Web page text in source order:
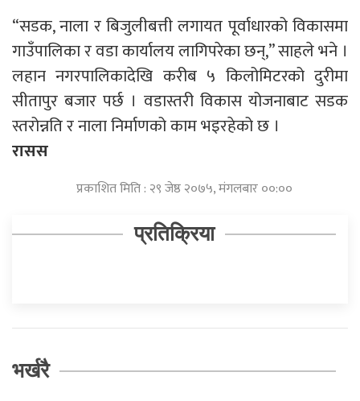
“सडक, नाला र बिजुलीबत्ती लगायत पूर्वाधारको विकासमा
गाउँपालिका र वडा कार्यालय लागिपरेका छन्,” साहले भने ।
लहान नगरपालिकादेखि करीब ५ किलोमिटरको दुरीमा
सीतापुर बजार पर्छ । वडास्तरी विकास योजनाबाट सडक
स्तरोन्नति र नाला निर्माणको काम भइरहेको छ ।
रासस
प्रकाशित मिति : २९ जेष्ठ २०७५, मंगलबार ००:००
प्रतिक्रिया
भर्खरै